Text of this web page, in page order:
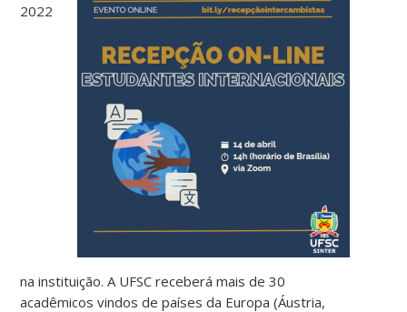
2022
na instituição. A UFSC receberá mais de 30
acadêmicos vindos de países da Europa (Áustria,